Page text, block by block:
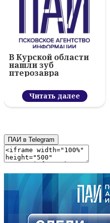
В Курской области
нашли зуб
птерозавра
Читать далее
ПАИ в Telegram